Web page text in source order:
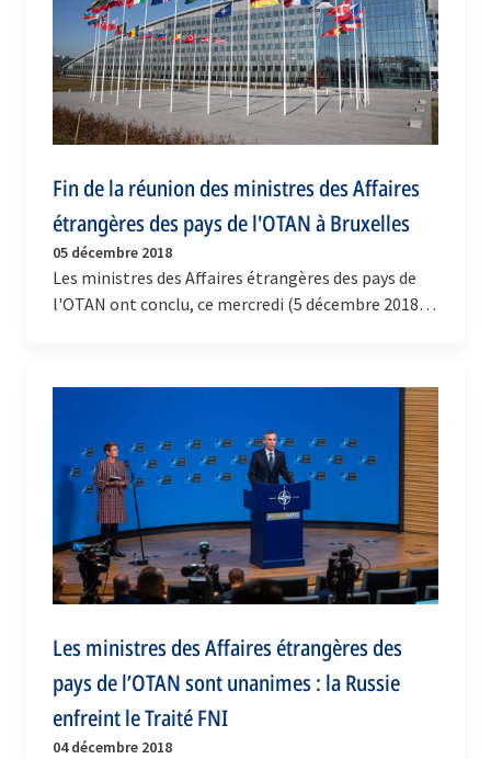
Fin de la réunion des ministres des Affaires
étrangères des pays de l'OTAN à Bruxelles
05 décembre 2018
Les ministres des Affaires étrangères des pays de
l'OTAN ont conclu, ce mercredi (5 décembre 2018) à
Les ministres des Affaires étrangères des
pays de l’OTAN sont unanimes : la Russie
enfreint le Traité FNI
04 décembre 2018